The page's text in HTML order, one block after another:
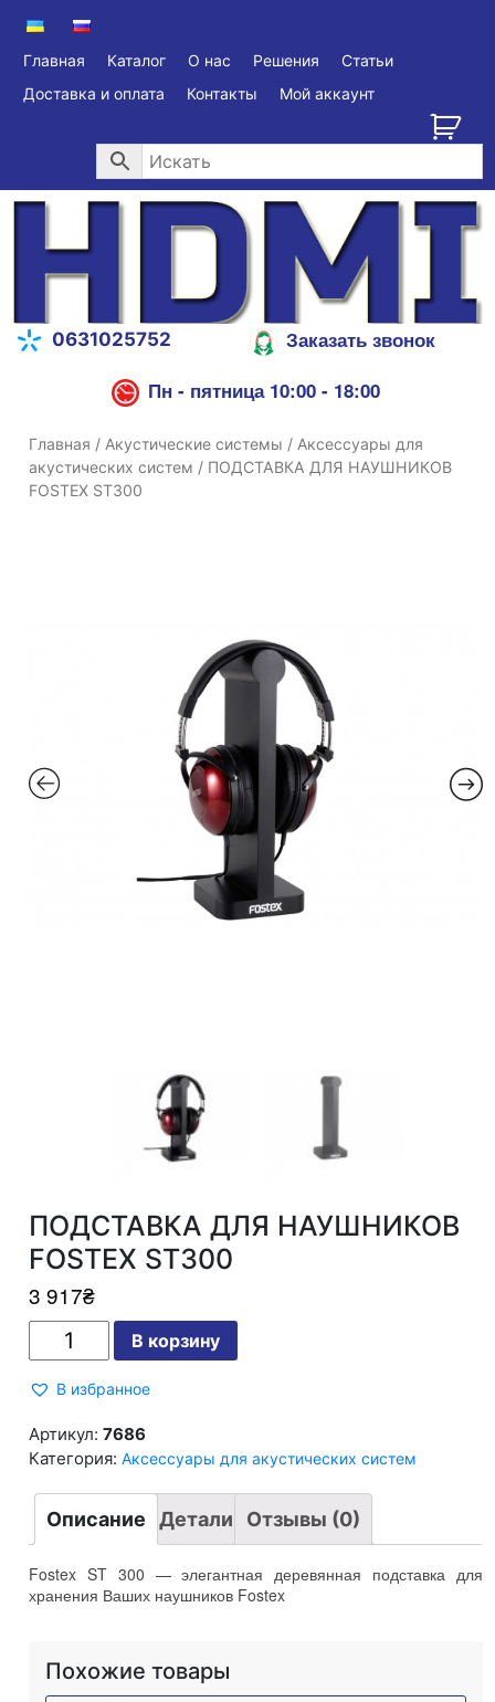
Главная Каталог О нас Решения
Статьи
Доставка и оплата
Контакты Мой аккаунт
0631025752
Заказать звонок
Пн - пятница 10:00 - 18:00
Главная / Акустические системы / Аксессуары для
акустических систем / ПОДСТАВКА ДЛЯ НАУШНИКОВ
FOSTEX ST300
ПОДСТАВКА ДЛЯ НАУШНИКОВ
FOSTEX ST300
3 917₴
ДЛЯ
FOSTEX
В корзину
В избранное
Артикул:7686
Категория:Аксессуары для акустических систем
Описание Детали Отзывы (0)
Fostex ST 300 — элегантная деревянная подставка для
хранения Ваших наушников Fostex
Похожие товары